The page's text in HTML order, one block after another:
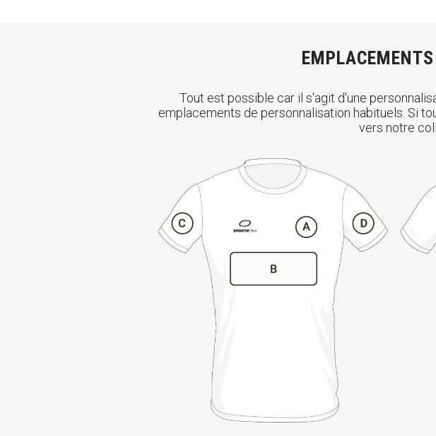
Tout est possible car il s'agit d'une
emplacements de personnalisation habituels. Si
vers notre